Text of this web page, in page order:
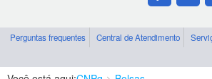
Perguntas frequentes Central de Atendimento